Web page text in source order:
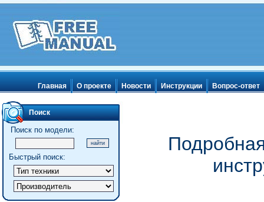
Главная О проекте Новости Инструкции Вопрос-ответ
Поиск
Поиск по модели:
Быстрый поиск: